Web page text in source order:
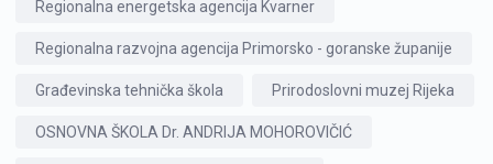
Regionalna energetska agencija Kvarner
Regionalna razvojna agencija Primorsko - goranske županije
Građevinska tehnička škola Prirodoslovni muzej Rijeka
OSNOVNA ŠKOLA Dr. ANDRIJA MOHOROVIČIĆ